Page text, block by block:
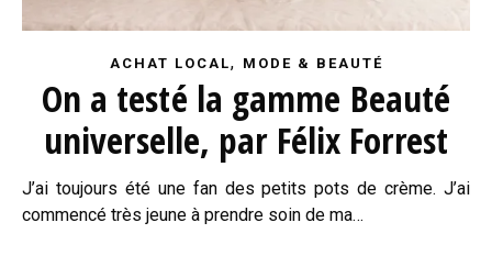
ACHAT LOCAL, MODE & BEAUTÉ
On a testé la gamme Beauté
universelle, par Félix Forrest
J’ai toujours été une fan des petits pots de crème. J’ai
commencé très jeune à prendre soin de ma…